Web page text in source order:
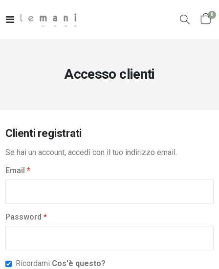
Toggle
Cart
0
Accesso clienti
Clienti registrati
Se hai un account, accedi con il tuo indirizzo email.
Email
Password
Ricordami Cos'è questo?